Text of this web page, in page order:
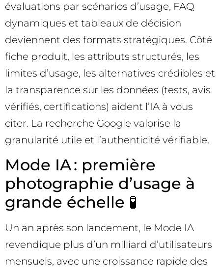
évaluations par scénarios d’usage, FAQ
dynamiques et tableaux de décision
deviennent des formats stratégiques. Côté
fiche produit, les attributs structurés, les
limites d’usage, les alternatives crédibles et
la transparence sur les données (tests, avis
vérifiés, certifications) aident l’IA à vous
citer. La recherche Google valorise la
granularité utile et l’authenticité vérifiable.
Mode IA : première
photographie d’usage à
grande échelle 🧪
Un an après son lancement, le Mode IA
revendique plus d’un milliard d’utilisateurs
mensuels, avec une croissance rapide des